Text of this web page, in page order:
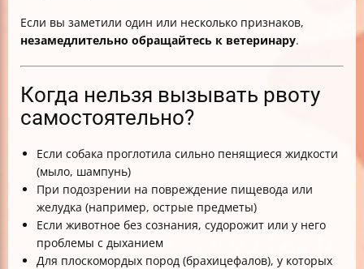
Если вы заметили один или несколько признаков,
незамедлительно обращайтесь к ветеринару.
Когда нельзя вызывать рвоту
самостоятельно?
Если собака проглотила сильно пенящиеся жидкости
(мыло, шампунь)
При подозрении на повреждение пищевода или
желудка (например, острые предметы)
Если животное без сознания, судорожит или у него
проблемы с дыханием
Для плоскомордых пород (брахицефалов), у которых